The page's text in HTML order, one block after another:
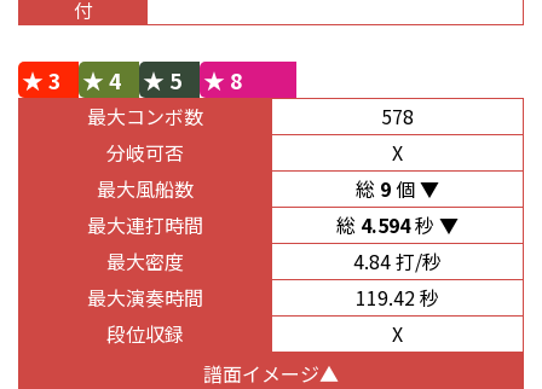
付
★ 3 ★ 4 ★ 5 ★ 8
最大コンボ数
578
分岐可否
X
最大風船数
総 9 個
最大連打時間
総 4.594秒
最大密度
4.84 打/秒
最大演奏時間
119.42 秒
段位収録
X
譜面イメージ